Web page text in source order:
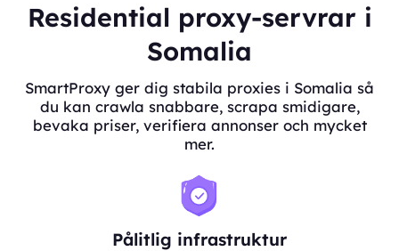
Residential proxy-servrar i
Somalia
SmartProxy ger dig stabila proxies i Somalia så
du kan crawla snabbare, scrapa smidigare,
bevaka priser, verifiera annonser och mycket
mer.
Pålitlig infrastruktur